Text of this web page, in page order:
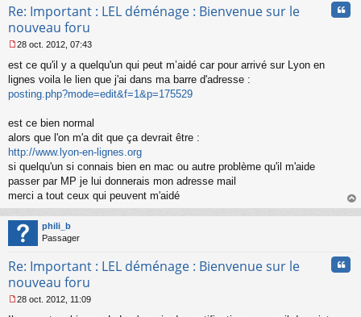
Re: Important : LEL déménage : Bienvenue sur le
nouveau foru
e
s
e
n
o
u
28 oct. 2012, 07:43
est ce qu'il y a quelqu'un qui peut m’aidé car pour arrivé sur Lyon en
lignes voila le lien que j'ai dans ma barre d'adresse :
posting.php?mode=edit&f=1&p=175529
est ce bien normal
alors que l'on m'a dit que ça devrait être :
http://www.lyon-en-lignes.org
si quelqu'un si connais bien en mac ou autre problème qu'il m'aide
passer par MP je lui donnerais mon adresse mail
merci a tout ceux qui peuvent m'aidé
au
phili_b
Passager
Re: Important : LEL déménage : Bienvenue sur le
nouveau foru
28 oct. 2012, 11:09